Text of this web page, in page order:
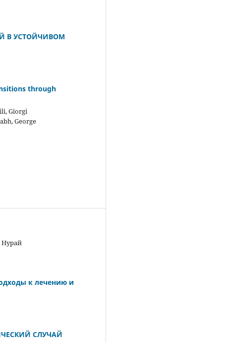
В УСТОЙЧИВОМ
through
Giorgi
George
к лечению и
СЛУЧАЙ